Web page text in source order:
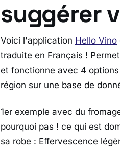
suggérer
Voici l'application Hello Vino
traduite en Français !
et fonctionne avec 4
région sur une base de
1er exemple avec du
pourquoi pas ! ce qui est
sa robe : Effervescence